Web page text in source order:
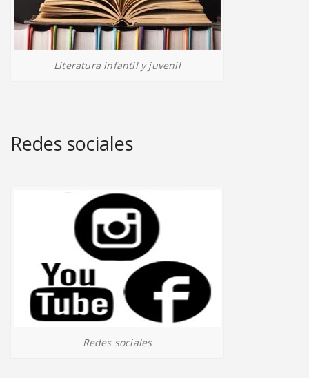
Literatura infantil y juvenil
Redes sociales
Redes sociales